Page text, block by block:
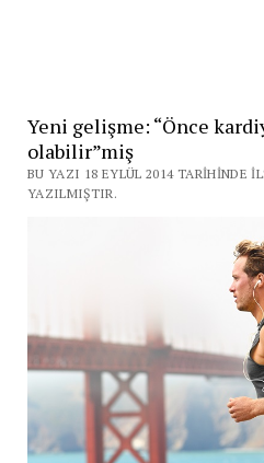
Yeni gelişme: “Önce
olabilir”miş
BU YAZI 18 EYLÜL 2014 TARIHINDE
YAZILMIŞTIR.